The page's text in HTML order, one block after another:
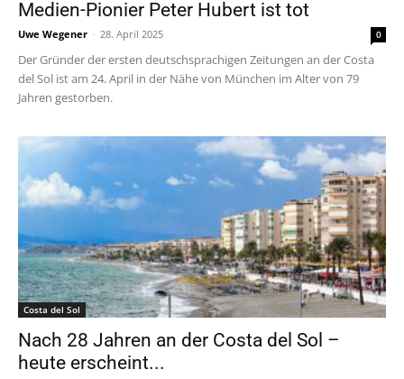
Medien-Pionier Peter Hubert ist tot
Uwe Wegener - 28. April 2025 0
Der Gründer der ersten deutschsprachigen Zeitungen an der Costa
del Sol ist am 24. April in der Nähe von München im Alter von 79
Jahren gestorben.
Costa del Sol
Nach 28 Jahren an der Costa del Sol –
heute erscheint...